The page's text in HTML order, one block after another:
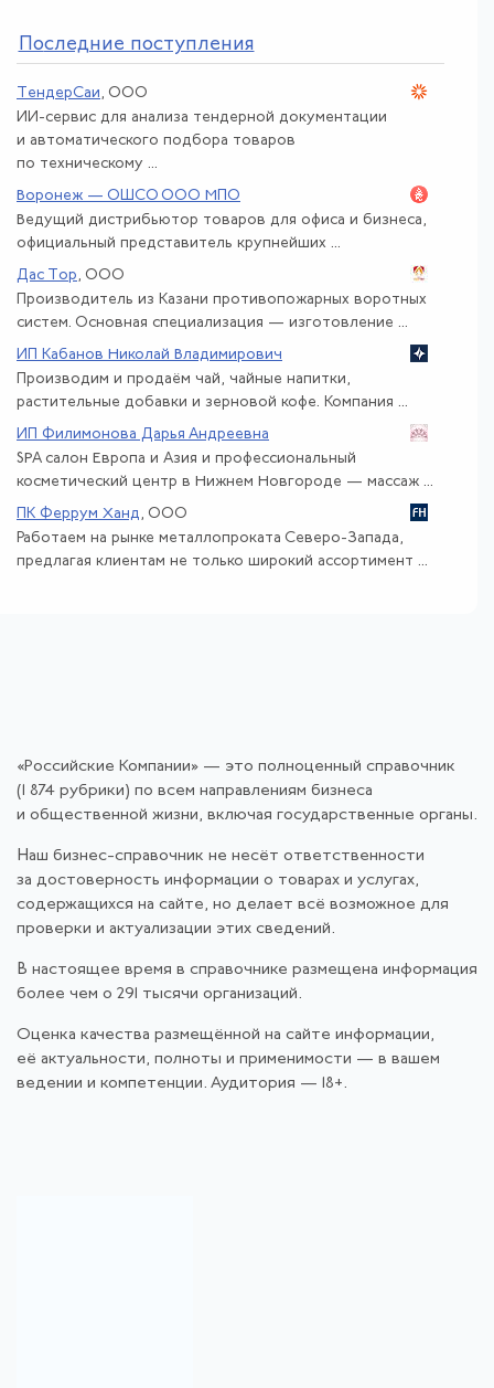
Последние поступления
ТендерСаи , ООО
ИИ-сервис для анализа тендерной документации
и автоматического подбора товаров
по техническому ...
Воронеж — ОШСО ООО МПО
Ведущий дистрибьютор товаров для офиса и бизнеса,
официальный представитель крупнейших ...
Дас Тор , ООО
Производитель из Казани противопожарных воротных
систем. Основная специализация — изготовление ...
ИП Кабанов Николай Владимирович
Производим и продаём чай, чайные напитки,
растительные добавки и зерновой кофе. Компания ...
ИП Филимонова Дарья Андреевна
SPA салон Европа и Азия и профессиональный
косметический центр в Нижнем Новгороде — массаж ...
ПК Феррум Ханд , ООО
Работаем на рынке металлопроката Северо-Запада,
предлагая клиентам не только широкий ассортимент ...
«Российские Компании» — это полноценный справочник
(1 874 рубрики) по всем направлениям бизнеса
и общественной жизни, включая государственные органы.
Наш бизнес-справочник не несёт ответственности
за достоверность информации о товарах и услугах,
содержащихся на сайте, но делает всё возможное для
проверки и актуализации этих сведений.
В настоящее время в справочнике размещена информация
более чем о 291 тысячи организаций.
Оценка качества размещённой на сайте информации,
её актуальности, полноты и применимости — в вашем
ведении и компетенции. Аудитория — 18+.